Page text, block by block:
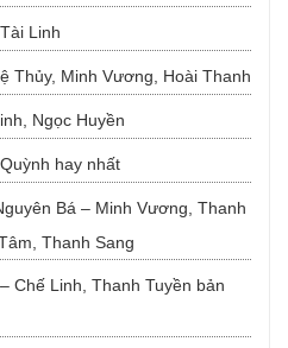
Linh
Thủy, Minh Vương, Hoài Thanh
Ngọc Huyền
hay nhất
Bá – Minh Vương, Thanh
Thanh Sang
Chế Linh, Thanh Tuyền bản